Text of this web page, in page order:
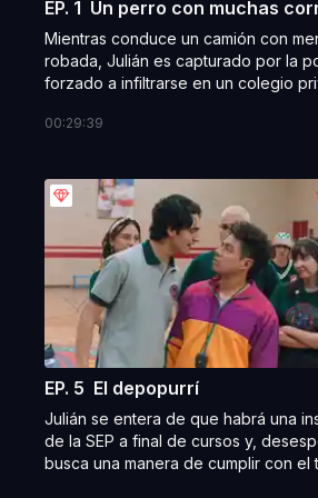
EP. 1 Un perro con muchas
Mientras conduce un camión con
robada, Julián es capturado por la
forzado a infiltrarse en un colegio
Don Rafael, intenta recuperar el iPad
00:29:39
EP. 5 El depopurrí
Julián se entera de que habrá una
de la SEP a final de cursos y,
busca una manera de cumplir con el